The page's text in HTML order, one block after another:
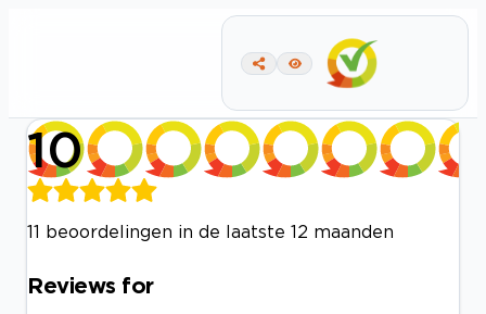
10
11 beoordelingen in de laatste 12 maanden
Reviews for